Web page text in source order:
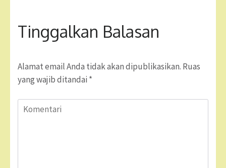
Tinggalkan Balasan
Alamat email Anda tidak akan dipublikasikan. Ruas
yang wajib ditandai *
Komentari